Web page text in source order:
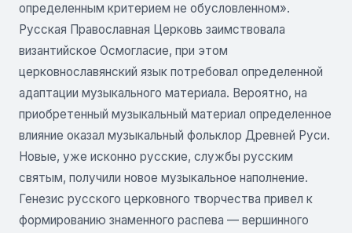
определенным критерием не обусловленном».
Русская Православная Церковь заимствовала
византийское Осмогласие, при этом
церковнославянский язык потребовал определенной
адаптации музыкального материала. Вероятно, на
приобретенный музыкальный материал определенное
влияние оказал музыкальный фольклор Древней Руси.
Новые, уже исконно русские, службы русским
святым, получили новое музыкальное наполнение.
Генезис русского церковного творчества привел к
формированию знаменного распева — вершинного